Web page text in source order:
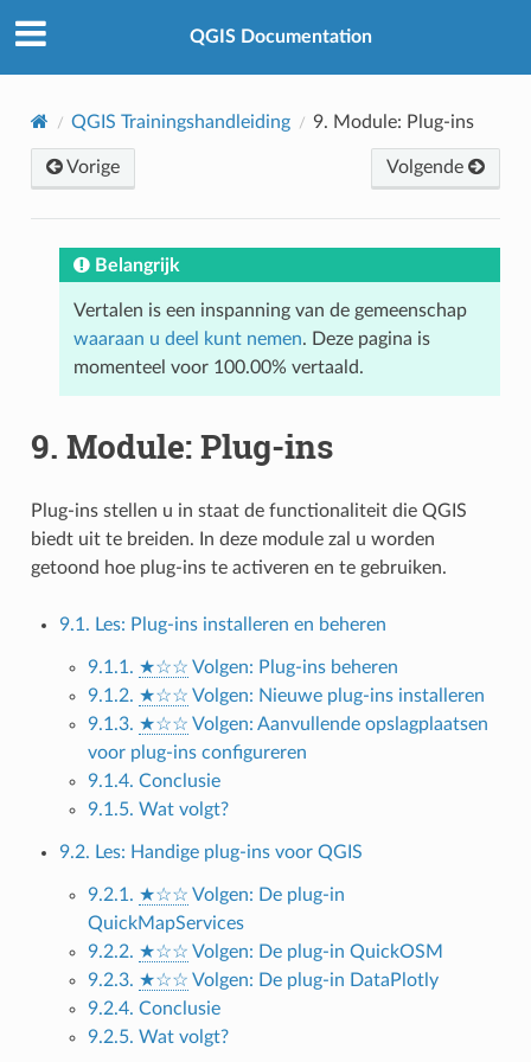
QGIS Documentation
QGIS Trainingshandleiding 9. Module: Plug-ins
Vorige Volgende
Belangrijk
Vertalen is een inspanning van de gemeenschap
waaraan u deel kunt nemen. Deze pagina is
momenteel voor 100.00% vertaald.
9. Module: Plug-ins
Plug-ins stellen u in staat de functionaliteit die QGIS
biedt uit te breiden. In deze module zal u worden
getoond hoe plug-ins te activeren en te gebruiken.
9.1. Les: Plug-ins installeren en beheren
9.1.1. ★☆☆ Volgen: Plug-ins beheren
9.1.2. ★☆☆ Volgen: Nieuwe plug-ins installeren
9.1.3. ★☆☆ Volgen: Aanvullende opslagplaatsen
voor plug-ins configureren
9.1.4. Conclusie
9.1.5. Wat volgt?
9.2. Les: Handige plug-ins voor QGIS
9.2.1. ★☆☆ Volgen: De plug-in
QuickMapServices
9.2.2. ★☆☆ Volgen: De plug-in QuickOSM
9.2.3. ★☆☆ Volgen: De plug-in DataPlotly
9.2.4. Conclusie
9.2.5. Wat volgt?